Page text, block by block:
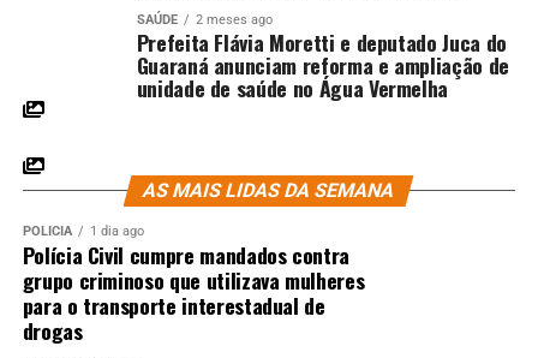
SAÚDE 2 meses ago
Prefeita Flávia Moretti e deputado Juca do
Guaraná anunciam reforma e ampliação de
unidade de saúde no Água Vermelha
AS MAIS LIDAS DA SEMANA
POLÍCIA 1 dia ago
Polícia Civil cumpre mandados contra
grupo criminoso que utilizava mulheres
para o transporte interestadual de
drogas